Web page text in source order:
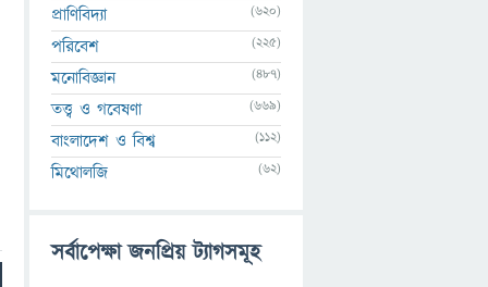
প্রাণিবিদ্যা (620)
পরিবেশ (225)
মনোবিজ্ঞান (487)
তত্ত্ব ও গবেষণা (669)
বাংলাদেশ ও বিশ্ব (112)
মিথোলজি (62)
সর্বাপেক্ষা জনপ্রিয় ট্যাগসমূহ